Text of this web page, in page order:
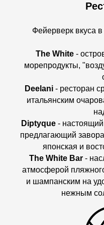
Фейерверк вкуса
The White -
морепродукты,
Deelani- ресторан
итальянским
Diptyque- настоящий
предлагающий
японская и
The White Bar -
атмосферой
и шампанским на
нежным